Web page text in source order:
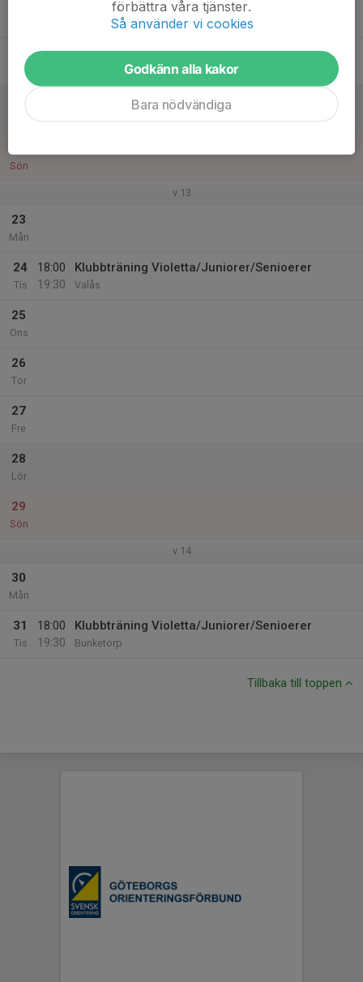
Fre
Sön
v.13
23
Mån
24
Tis
18:00
19:30
Klubbträning Violetta/Juniorer/Senioerer
Valås
25
Ons
26
Tor
27
Fre
28
Lör
29
Sön
v.14
30
Mån
31
Tis
18:00
19:30
Klubbträning Violetta/Juniorer/Senioerer
Bunketorp
Tillbaka till toppen
förbättra våra tjänster.
Så använder vi cookies
Godkänn alla kakor
Bara nödvändiga